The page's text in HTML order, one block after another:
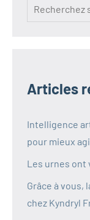
Rechercher
Articles
Intelligence
pour mieux
Les urnes ont
Grâce à vous,
chez Kyndryl